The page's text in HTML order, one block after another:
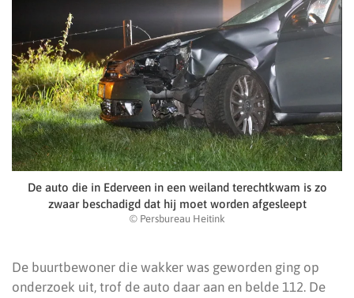
De auto die in Ederveen in een weiland terechtkwam is zo
zwaar beschadigd dat hij moet worden afgesleept
© Persbureau Heitink
De buurtbewoner die wakker was geworden ging op
onderzoek uit, trof de auto daar aan en belde 112. De